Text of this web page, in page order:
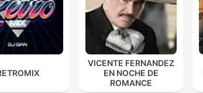
VICENTE FERNANDEZ
EN NOCHE DE
ROMANCE